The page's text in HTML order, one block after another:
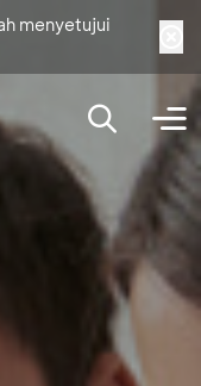
menyetujui